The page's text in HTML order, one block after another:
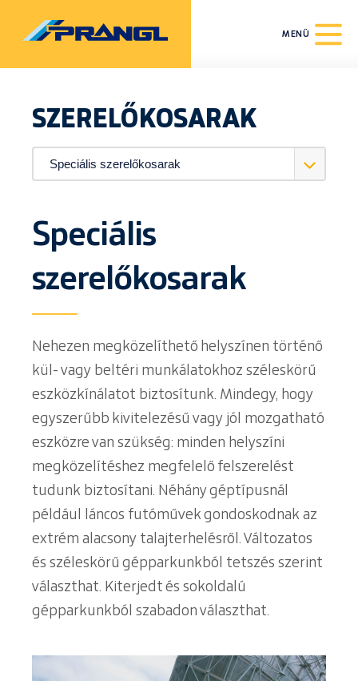
MENÜ
SZERELŐKOSARAK
Speciális
szerelőkosarak
Nehezen megközelíthető helyszínen történő
kül- vagy beltéri munkálatokhoz széleskörű
eszközkínálatot biztosítunk. Mindegy, hogy
egyszerűbb kivitelezésű vagy jól mozgatható
eszközre van szükség: minden helyszíni
megközelítéshez megfelelő felszerelést
tudunk biztosítani. Néhány géptípusnál
például láncos futóművek gondoskodnak az
extrém alacsony talajterhelésről. Változatos
és széleskörű gépparkunkból tetszés szerint
választhat. Kiterjedt és sokoldalú
gépparkunkból szabadon választhat.